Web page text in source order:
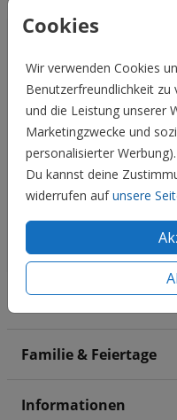
Cookies
Wir verwenden Cookies
Benutzerfreundlichkeit zu
und die Leistung unserer
Marketingzwecke und
personalisierter Werbung).
Du kannst deine
widerrufen aufunsere
Familie & Feiertage
Informationen